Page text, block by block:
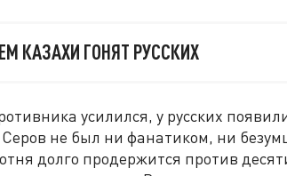
КАЗАХИ ГОНЯТ РУССКИХ
усилился, у русских
Серов не был ни фанатиком, ни
долго продержится против